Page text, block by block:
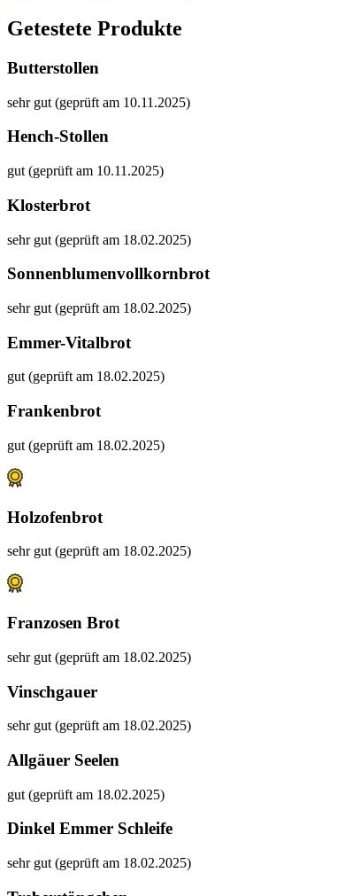
Getestete Produkte
Butterstollen
sehr gut (geprüft am 10.11.2025)
Hench-Stollen
gut (geprüft am 10.11.2025)
Klosterbrot
sehr gut (geprüft am 18.02.2025)
Sonnenblumenvollkornbrot
sehr gut (geprüft am 18.02.2025)
Emmer-Vitalbrot
gut (geprüft am 18.02.2025)
Frankenbrot
gut (geprüft am 18.02.2025)
Holzofenbrot
sehr gut (geprüft am 18.02.2025)
Franzosen Brot
sehr gut (geprüft am 18.02.2025)
Vinschgauer
sehr gut (geprüft am 18.02.2025)
Allgäuer Seelen
gut (geprüft am 18.02.2025)
Dinkel Emmer Schleife
sehr gut (geprüft am 18.02.2025)